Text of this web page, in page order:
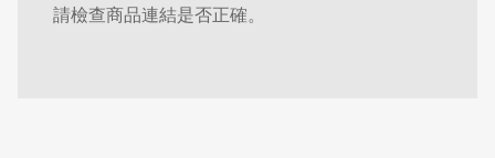
請檢查商品連結是否正確。